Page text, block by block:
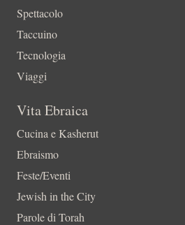
Spettacolo
Taccuino
Tecnologia
Viaggi
Vita Ebraica
Cucina e Kasherut
Ebraismo
Feste/Eventi
Jewish in the City
Parole di Torah